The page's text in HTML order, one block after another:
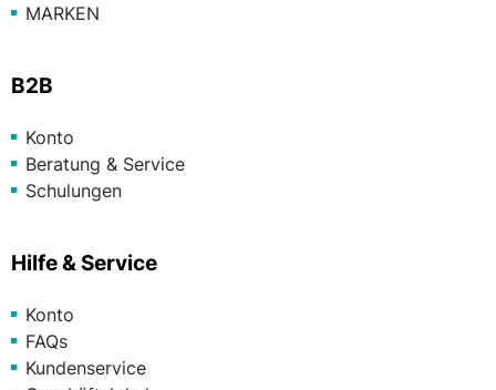
MARKEN
B2B
Konto
Beratung & Service
Schulungen
Hilfe & Service
Konto
FAQs
Kundenservice